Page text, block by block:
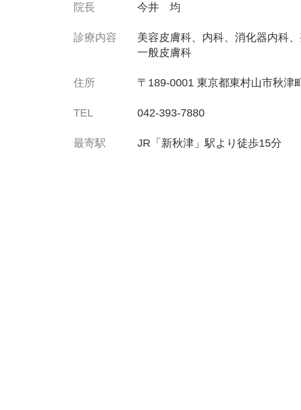
院長 今井 均
診療内容
美容皮膚科、内科、消化器内科、
一般皮膚科
住所 〒189-0001 東京都東村山市秋津
TEL 042-393-7880
最寄駅 JR「新秋津」駅より徒歩15分